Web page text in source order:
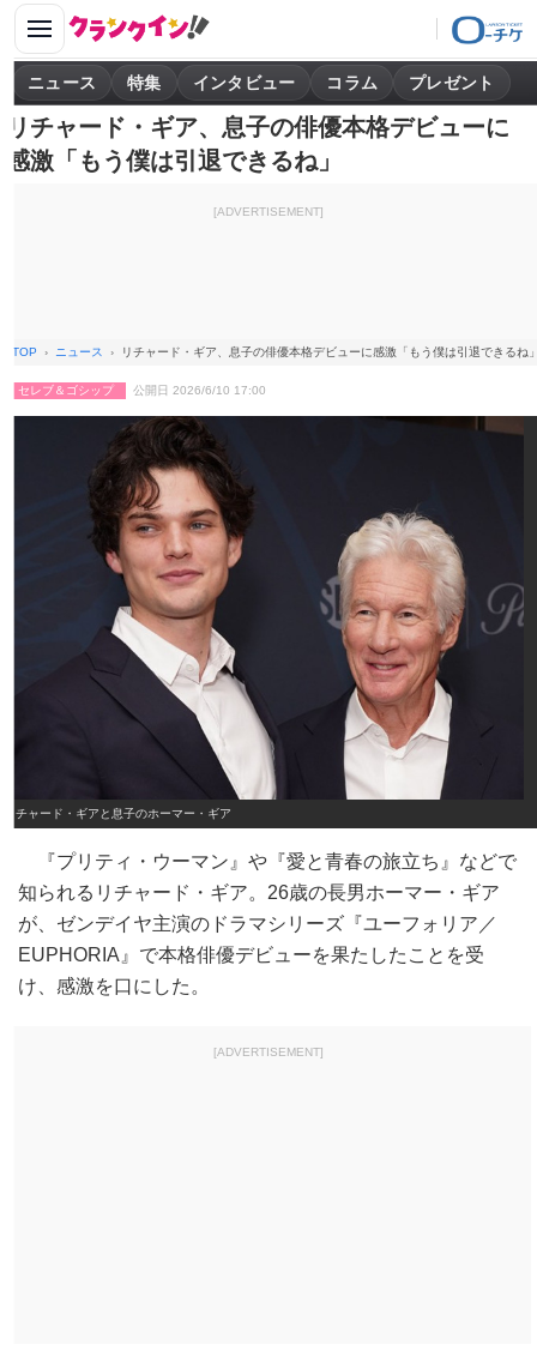
ニュース 特集 インタビュー コラム プレゼント
リチャード・ギア、息子の俳優本格デビューに
感激「もう僕は引退できるね」
[ADVERTISEMENT]
TOP ニュース リチャード・ギア、息子の俳優本格デビューに感激「もう僕は引退できるね
セレブ＆ゴシップ 公開日 2026/6/10 17:00
リチャード・ギアと息子のホーマー・ギア
『プリティ・ウーマン』や『愛と青春の旅立ち』などで
知られるリチャード・ギア。26歳の長男ホーマー・ギア
が、ゼンデイヤ主演のドラマシリーズ『ユーフォリア／
EUPHORIA』で本格俳優デビューを果たしたことを受
け、感激を口にした。
[ADVERTISEMENT]